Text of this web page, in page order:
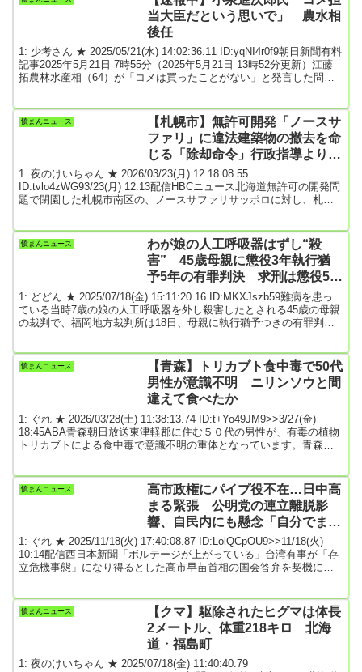
当大臣だという思いで」 農水相
後任
1: 少考さん ★ 2025/05/21(水) 14:02:36.11 ID:yqNI4r0f9朝日新聞有料
記事2025年5月21日 7時55分（2025年5月21日 13時52分更新）江藤
拓農林水産相（64）が「コメは買ったことがない」と発言した問題
反発は収まらず、主要野党が追及姿勢を強めていることから、更迭
は避けられないとの考えに傾いた。江藤農水相後任に小泉進次郎
憤まんニュース
【札幌市】無許可開発「ノースサ
ファリ」に違法建築物の撤去を命
じる「除却命令」行政指導よりも
強い措置 撤去期限は10月末
1: 夜のけいちゃん ★ 2026/03/23(月) 12:18:08.55
ID:tvlo4zWG93/23(月) 12:13配信HBCニュース北海道無許可の開発問
題で閉園した札幌市南区の、ノースサファリサッポロに対し、札幌
の弁護士事務所を訪れ、違法建築物の撤去を命じる「除却命令」を
手渡しました。札幌市開発指導課 坪田修一課長「命令書はいま渡
してきました。『除却命令』の...
憤まんニュース
わが娘の人工呼吸器はずし“殺
害” 45歳母親に懲役3年執行猶
予5年の有罪判決 求刑は懲役5
年 福岡地裁
1: どどん ★ 2025/07/18(金) 15:11:20.16 ID:MKXJszb59難病を患っ
ている当時7歳の娘の人工呼吸器を外し殺害したとされる45歳の母親
の裁判で、福岡地方裁判所は18日、母親に執行猶予つきの有罪判決
は今年1月、福岡市の自宅マンションで、娘の心菜（ここな）ちゃん
がつけていた人工呼吸器を外し、窒息死させたとして罪に問われて
います。心菜ちゃんは生まれ...
憤まんニュース
【青森】トリカブト食中毒で50代
男性が意識不明 ニリンソウと間
違えて食べたか
1: ぐれ ★ 2026/03/28(土) 11:38:13.74 ID:t+Yo49JM9>>3/27(金)
18:45ABA青森朝日放送東津軽郡に住む５０代の男性が、有毒の植物
トリカブトによる食中毒で意識不明の重体となっています。青森県
だということです。野草のニリンソウと間違えてトリカブトを食べ
たとみられていて、県では、男性がどこからトリカブトを入手した
憤まんニュース
高市政権にパイプ役不在…日中高
まる緊張 公明党の連立離脱影
響、自民内にも懸念「自分でまい
た種は自分で刈り取ってもらわな
いと」★3
1: ぐれ ★ 2025/11/18(火) 17:40:08.87 ID:LolQCpOU9>>11/18(火)
10:14配信西日本新聞「ボルテージが上がっている」台湾有事が「存
立危機事態」になり得るとした高市早苗首相の国会答弁を契機に、
けるなど対抗措置を強めている。事態悪化の背景には、「パイプ
役」となってきた公明党の連立政権離脱の影響を指摘する声が少な
憤まんニュース
【クマ】駆除されたヒグマは体長
2メートル、体重218キロ 北海
道・福島町
1: 夜のけいちゃん ★ 2025/07/18(金) 11:40:40.79